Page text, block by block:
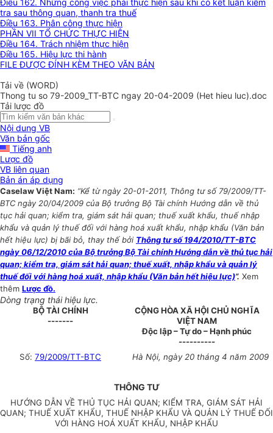
Điều 162. Những công việc phải thực hiện sau khi có kết luận kiểm
tra sau thông quan, thanh tra thuế
Điều 163. Phân công thực hiện
PHẦN VII TỔ CHỨC THỰC HIỆN
Điều 164. Trách nhiệm thực hiện
Điều 165. Hiệu lực thi hành
FILE ĐƯỢC ĐÍNH KÈM THEO VĂN BẢN
Tải về (WORD)
Thong tu so 79-2009_TT-BTC ngay 20-04-2009 (Het hieu luc).doc
Tải lược đồ
Nội dung VB
Văn bản gốc
Tiếng anh
Lược đồ
VB liên quan
Bản án áp dụng
Caselaw Việt Nam: “Kể từ ngày 20-01-2011, Thông tư số 79/2009/TT-
BTC ngày 20/04/2009 của Bộ trưởng Bộ Tài chính Hướng dẫn về thủ
tục hải quan; kiểm tra, giám sát hải quan; thuế xuất khẩu, thuế nhập
khẩu và quản lý thuế đối với hàng hoá xuất khẩu, nhập khẩu (Văn bản
hết hiệu lực) bị bãi bỏ, thay thế bởi Thông tư số 194/2010/TT-BTC
ngày 06/12/2010 của Bộ trưởng Bộ Tài chính Hướng dẫn về thủ tục hải
quan; kiểm tra, giám sát hải quan; thuế xuất, nhập khẩu và quản lý
thuế đối với hàng hoá xuất, nhập khẩu (Văn bản hết hiệu lực)”. Xem
thêm Lược đồ.
Dòng trạng thái hiệu lực.
BỘ TÀI CHÍNH
-------
CỘNG HÒA XÃ HỘI CHỦ NGHĨA
VIỆT NAM
Độc lập – Tự do – Hạnh phúc
----------
Số: 79/2009/TT-BTC Hà Nội, ngày 20 tháng 4 năm 2009
THÔNG TƯ
HƯỚNG DẪN VỀ THỦ TỤC HẢI QUAN; KIỂM TRA, GIÁM SÁT HẢI
QUAN; THUẾ XUẤT KHẨU, THUẾ NHẬP KHẨU VÀ QUẢN LÝ THUẾ ĐỐI
VỚI HÀNG HOÁ XUẤT KHẨU, NHẬP KHẨU